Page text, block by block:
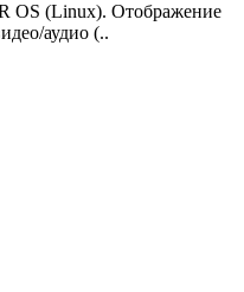
OS (Linux). Отображение
аудио (..